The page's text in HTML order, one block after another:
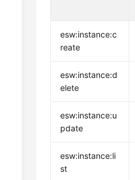
esw:instance:c
reate
esw:instance:d
elete
esw:instance:u
pdate
esw:instance:li
st